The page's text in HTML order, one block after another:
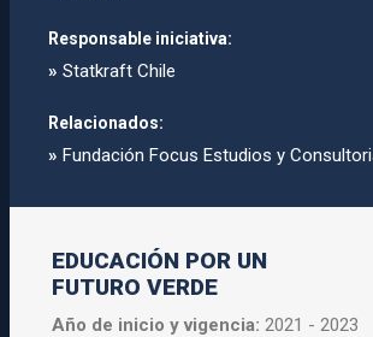
Responsable iniciativa:
» Statkraft Chile
Relacionados:
» Fundación Focus Estudios y
EDUCACIÓN POR UN
FUTURO VERDE
Año de inicio y vigencia:2021 - 2023